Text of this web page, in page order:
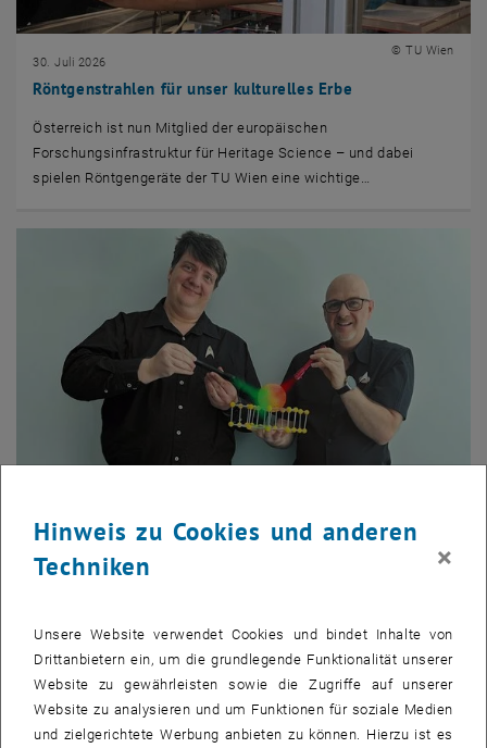
Röntgenstrahlen für unser kulturelles Erbe
30. Juli 2026
© TU Wien
Österreich ist nun Mitglied der europäischen
Forschungsinfrastruktur für Heritage Science – und dabei
spielen Röntgengeräte der TU Wien eine wichtige…
29. Juli 2026
© TU Wien
Sonnenlicht und Elektrizität viel…
Hinweis zu Cookies und anderen
Techniken
×
Unsere Website verwendet Cookies und bindet Inhalte von
Drittanbietern ein, um die grundlegende Funktionalität unserer
Website zu gewährleisten sowie die Zugriffe auf unserer
Website zu analysieren und um Funktionen für soziale Medien
und zielgerichtete Werbung anbieten zu können. Hierzu ist es